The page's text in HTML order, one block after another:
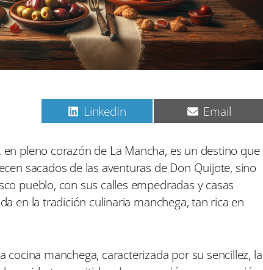
C
o
p
a
r
t
i
r
LinkedIn C
o
p
a
r
t
r
Email
pleno corazón de La Mancha, es un destino que
sacados de las aventuras de Don Quijote, sino
pueblo, con sus calles empedradas y casas
en la tradición culinaria manchega, tan rica en
manchega, caracterizada por su sencillez, la